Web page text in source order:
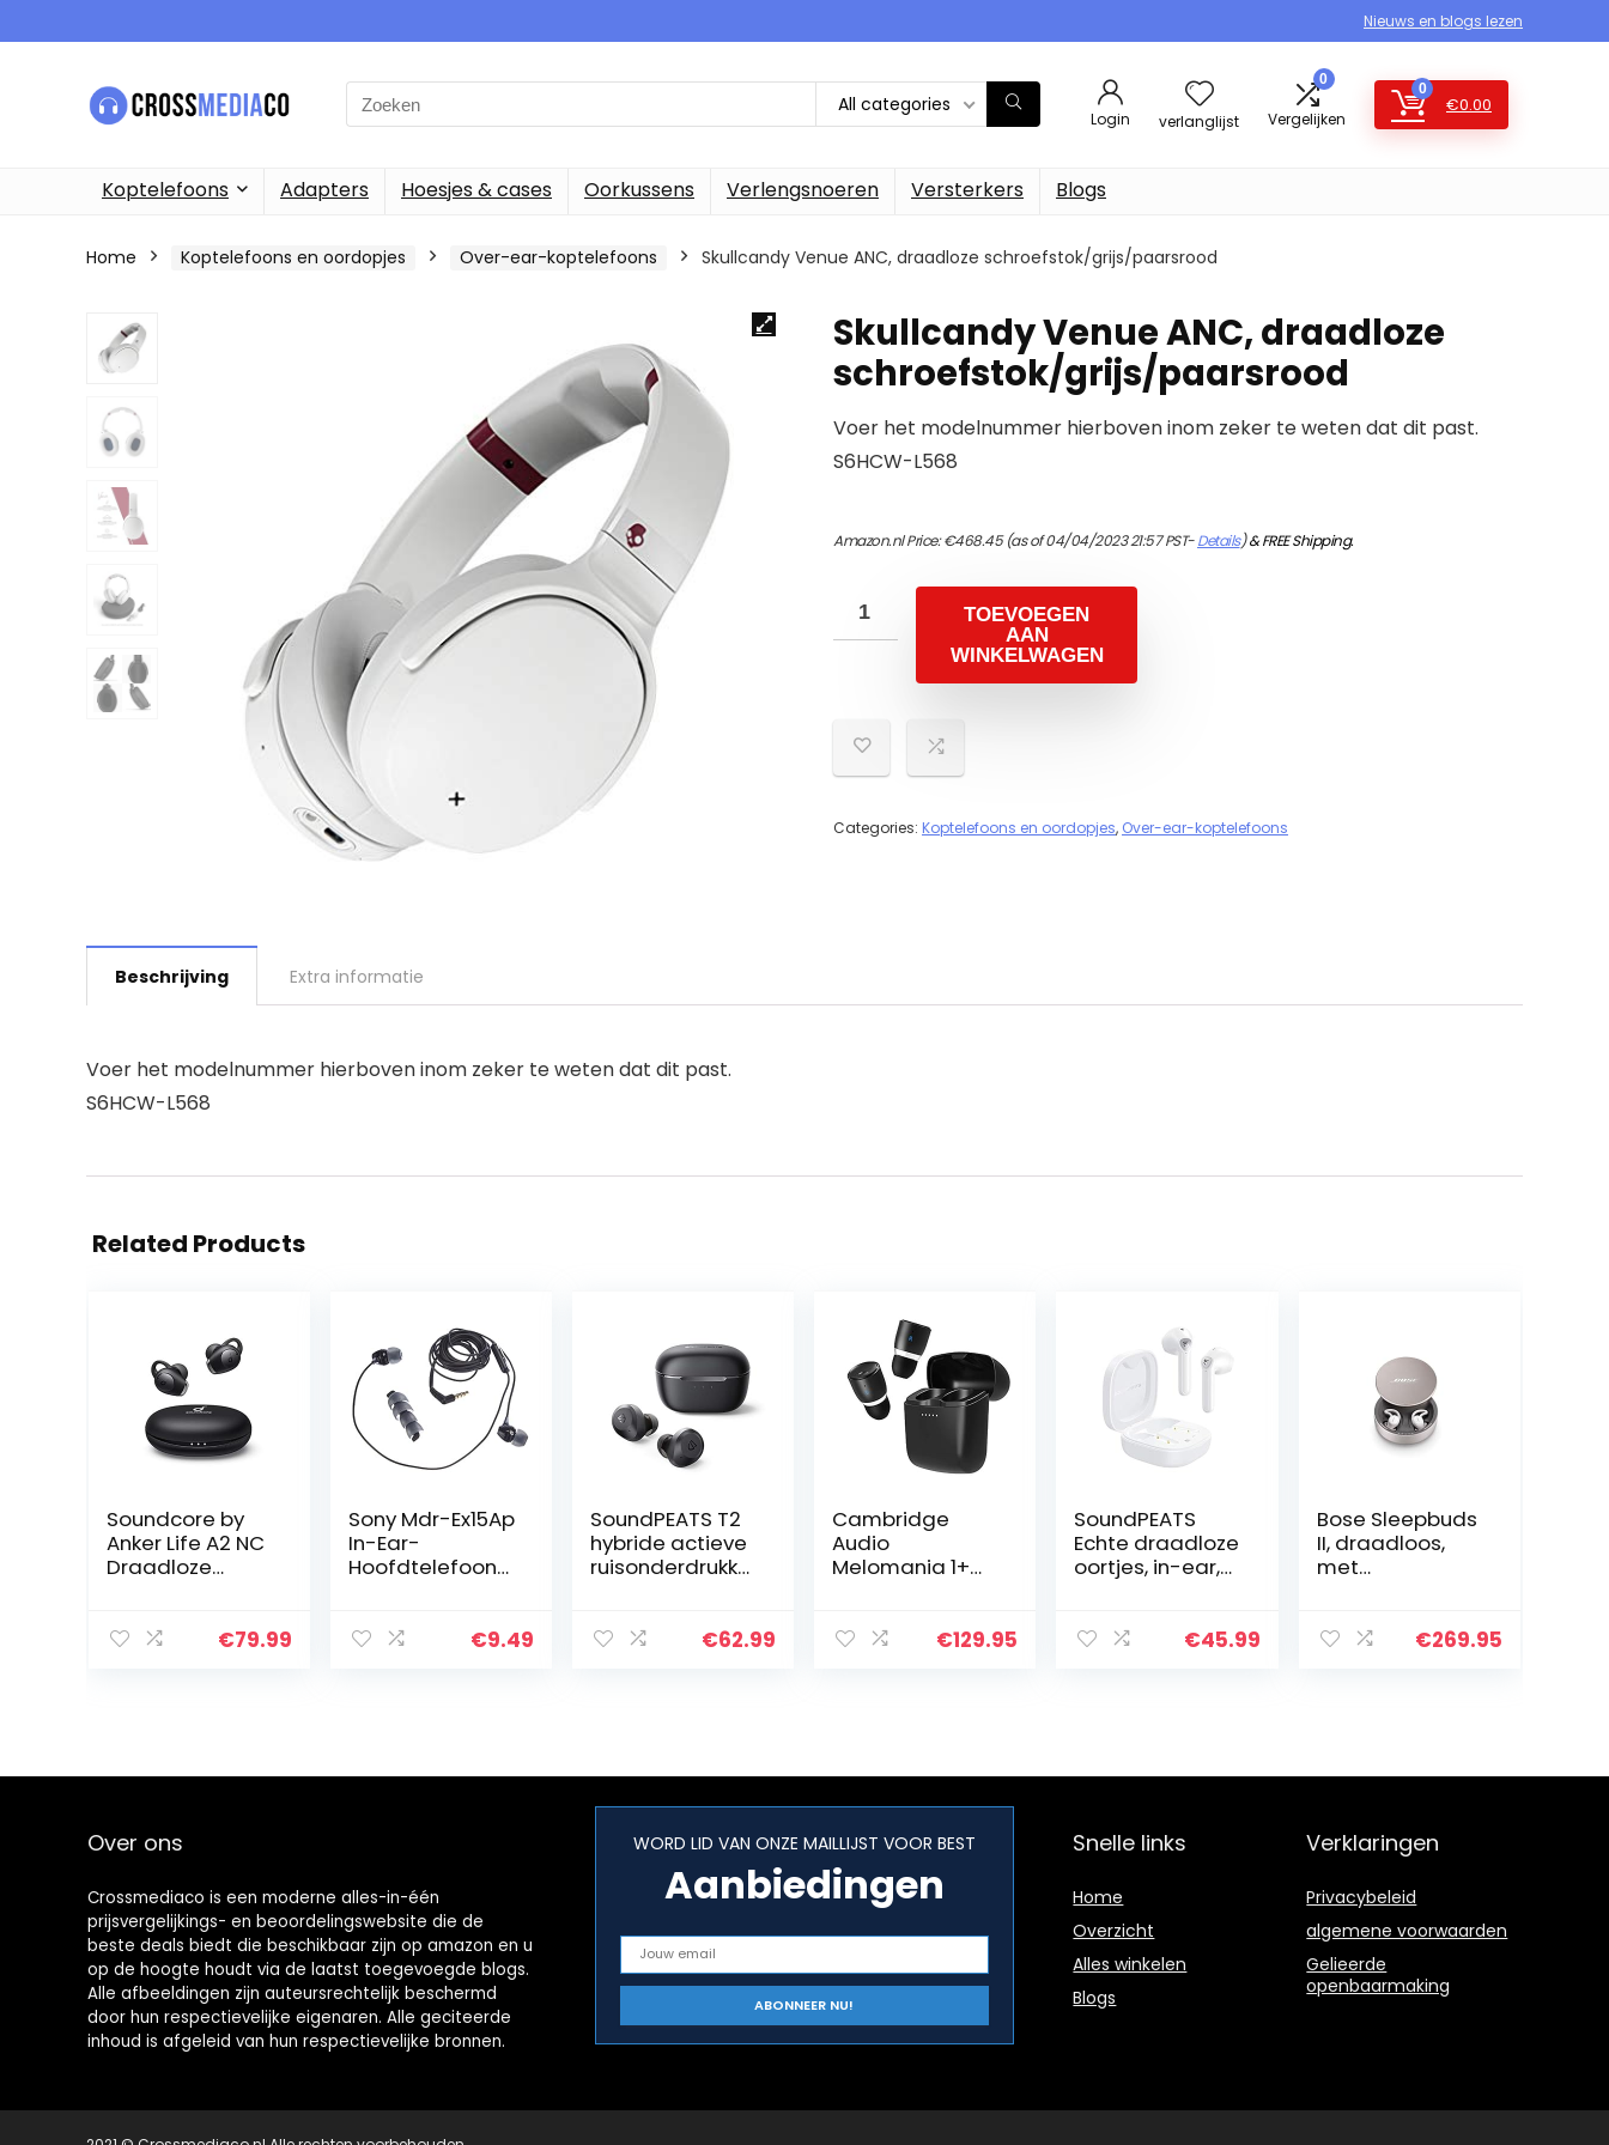
Nieuws en blogs lezen
Search
for:
All categories
Login verlanglijst
0
Vergelijken
0
€0.00
Koptelefoons Adapters Hoesjes & cases Oorkussens Verlengsnoeren Versterkers Blogs
Home Koptelefoons en oordopjes Over-ear-koptelefoons Skullcandy Venue ANC, draadloze schroefstok/grijs/paarsrood
Skullcandy Venue ANC, draadloze
schroefstok/grijs/paarsrood
Voer het modelnummer hierboven inom zeker te weten dat dit past.
S6HCW-L568
Amazon.nl Price:€468.45(as of 04/04/2023 21:57 PST-Details)&FREE Shipping.
TOEVOEGEN
AAN
WINKELWAGEN
Categories: Koptelefoons en oordopjes, Over-ear-koptelefoons
Beschrijving Extra informatie
Voer het modelnummer hierboven inom zeker te weten dat dit past.
S6HCW-L568
Related Products
Soundcore by
Anker Life A2 NC
Draadloze
ng in Meerdere
€79.99
Sony Mdr-Ex15Ap
In-Ear-
Hoofdtelefoon
Geïntegreerde
€9.49
SoundPEATS T2
hybride actieve
ruisonderdrukke
koptelefoon€62.99
Cambridge
Audio
Melomania 1+
Bluetooth 5.0,
€129.95
SoundPEATS
Echte draadloze
oortjes, in-ear,
ruisonderdrukkin
€45.99
Bose Sleepbuds
II, draadloos,
met
slapen, wit, one
€269.95
Over ons
Crossmediaco is een moderne alles-in-één
prijsvergelijkings- en beoordelingswebsite die de
beste deals biedt die beschikbaar zijn op amazon en u
op de hoogte houdt via de laatst toegevoegde blogs.
Alle afbeeldingen zijn auteursrechtelijk beschermd
door hun respectievelijke eigenaren. Alle geciteerde
inhoud is afgeleid van hun respectievelijke bronnen.
WORD LID VAN ONZE MAILLIJST VOOR BEST
Aanbiedingen
Snelle links
Home
Overzicht
Alles winkelen
Blogs
Verklaringen
Privacybeleid
algemene voorwaarden
Gelieerde
openbaarmaking